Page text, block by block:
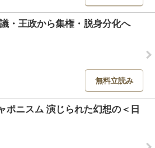
・王政から集権・脱身分化へ
無料立読み
ポニスム 演じられた幻想の＜日